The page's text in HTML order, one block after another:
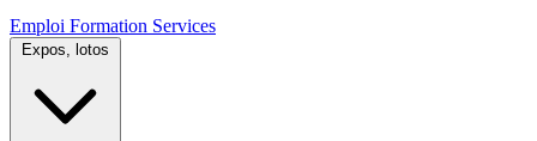
Emploi Formation Services
Expos, lotos